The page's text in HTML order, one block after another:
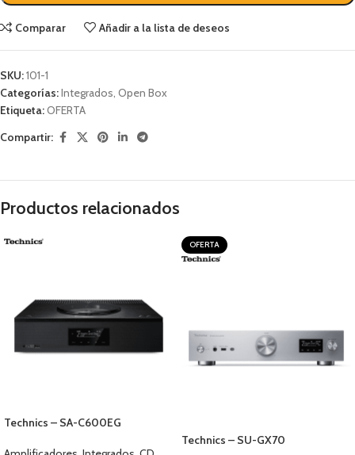
Comparar Añadir a la lista de deseos
SKU:101-1
Categorías:Integrados, Open Box
Etiqueta:OFERTA
Compartir:
Productos relacionados
Technics – SA-C600EG
OFERTA
Technics – SU-GX70